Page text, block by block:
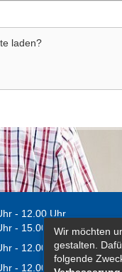
laden?
- 12.00 Uhr
- 15.00 Uhr
- 12.00 Uhr
- 12.00 Uhr
Wir möchten
gestalten.
folgende